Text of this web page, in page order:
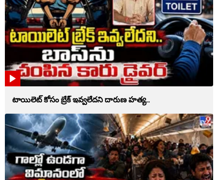
టాయిలెట్‌ కోసం బ్రేక్‌ ఇవ్వలేదని దారుణ హత్య..